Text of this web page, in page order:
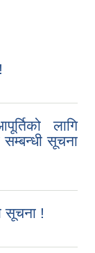
लागि
सूचना
सूचना !